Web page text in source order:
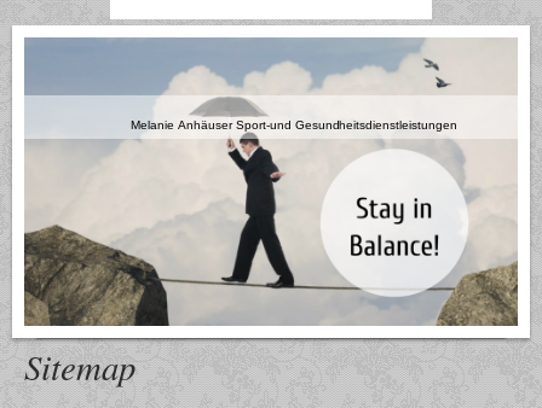
Melanie Anhäuser Sport-und Gesundheitsdienstleistungen
Sitemap